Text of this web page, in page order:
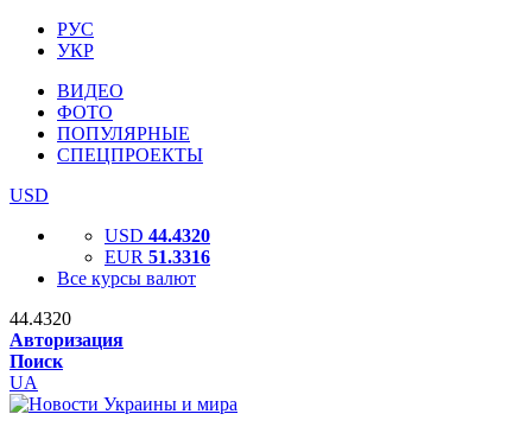
РУС
УКР
ВИДЕО
ФОТО
ПОПУЛЯРНЫЕ
СПЕЦПРОЕКТЫ
USD
USD 44.4320
EUR 51.3316
Все курсы валют
44.4320
Авторизация
Поиск
UA